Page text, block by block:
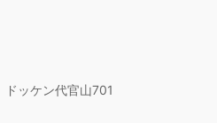
ッケン代官山701